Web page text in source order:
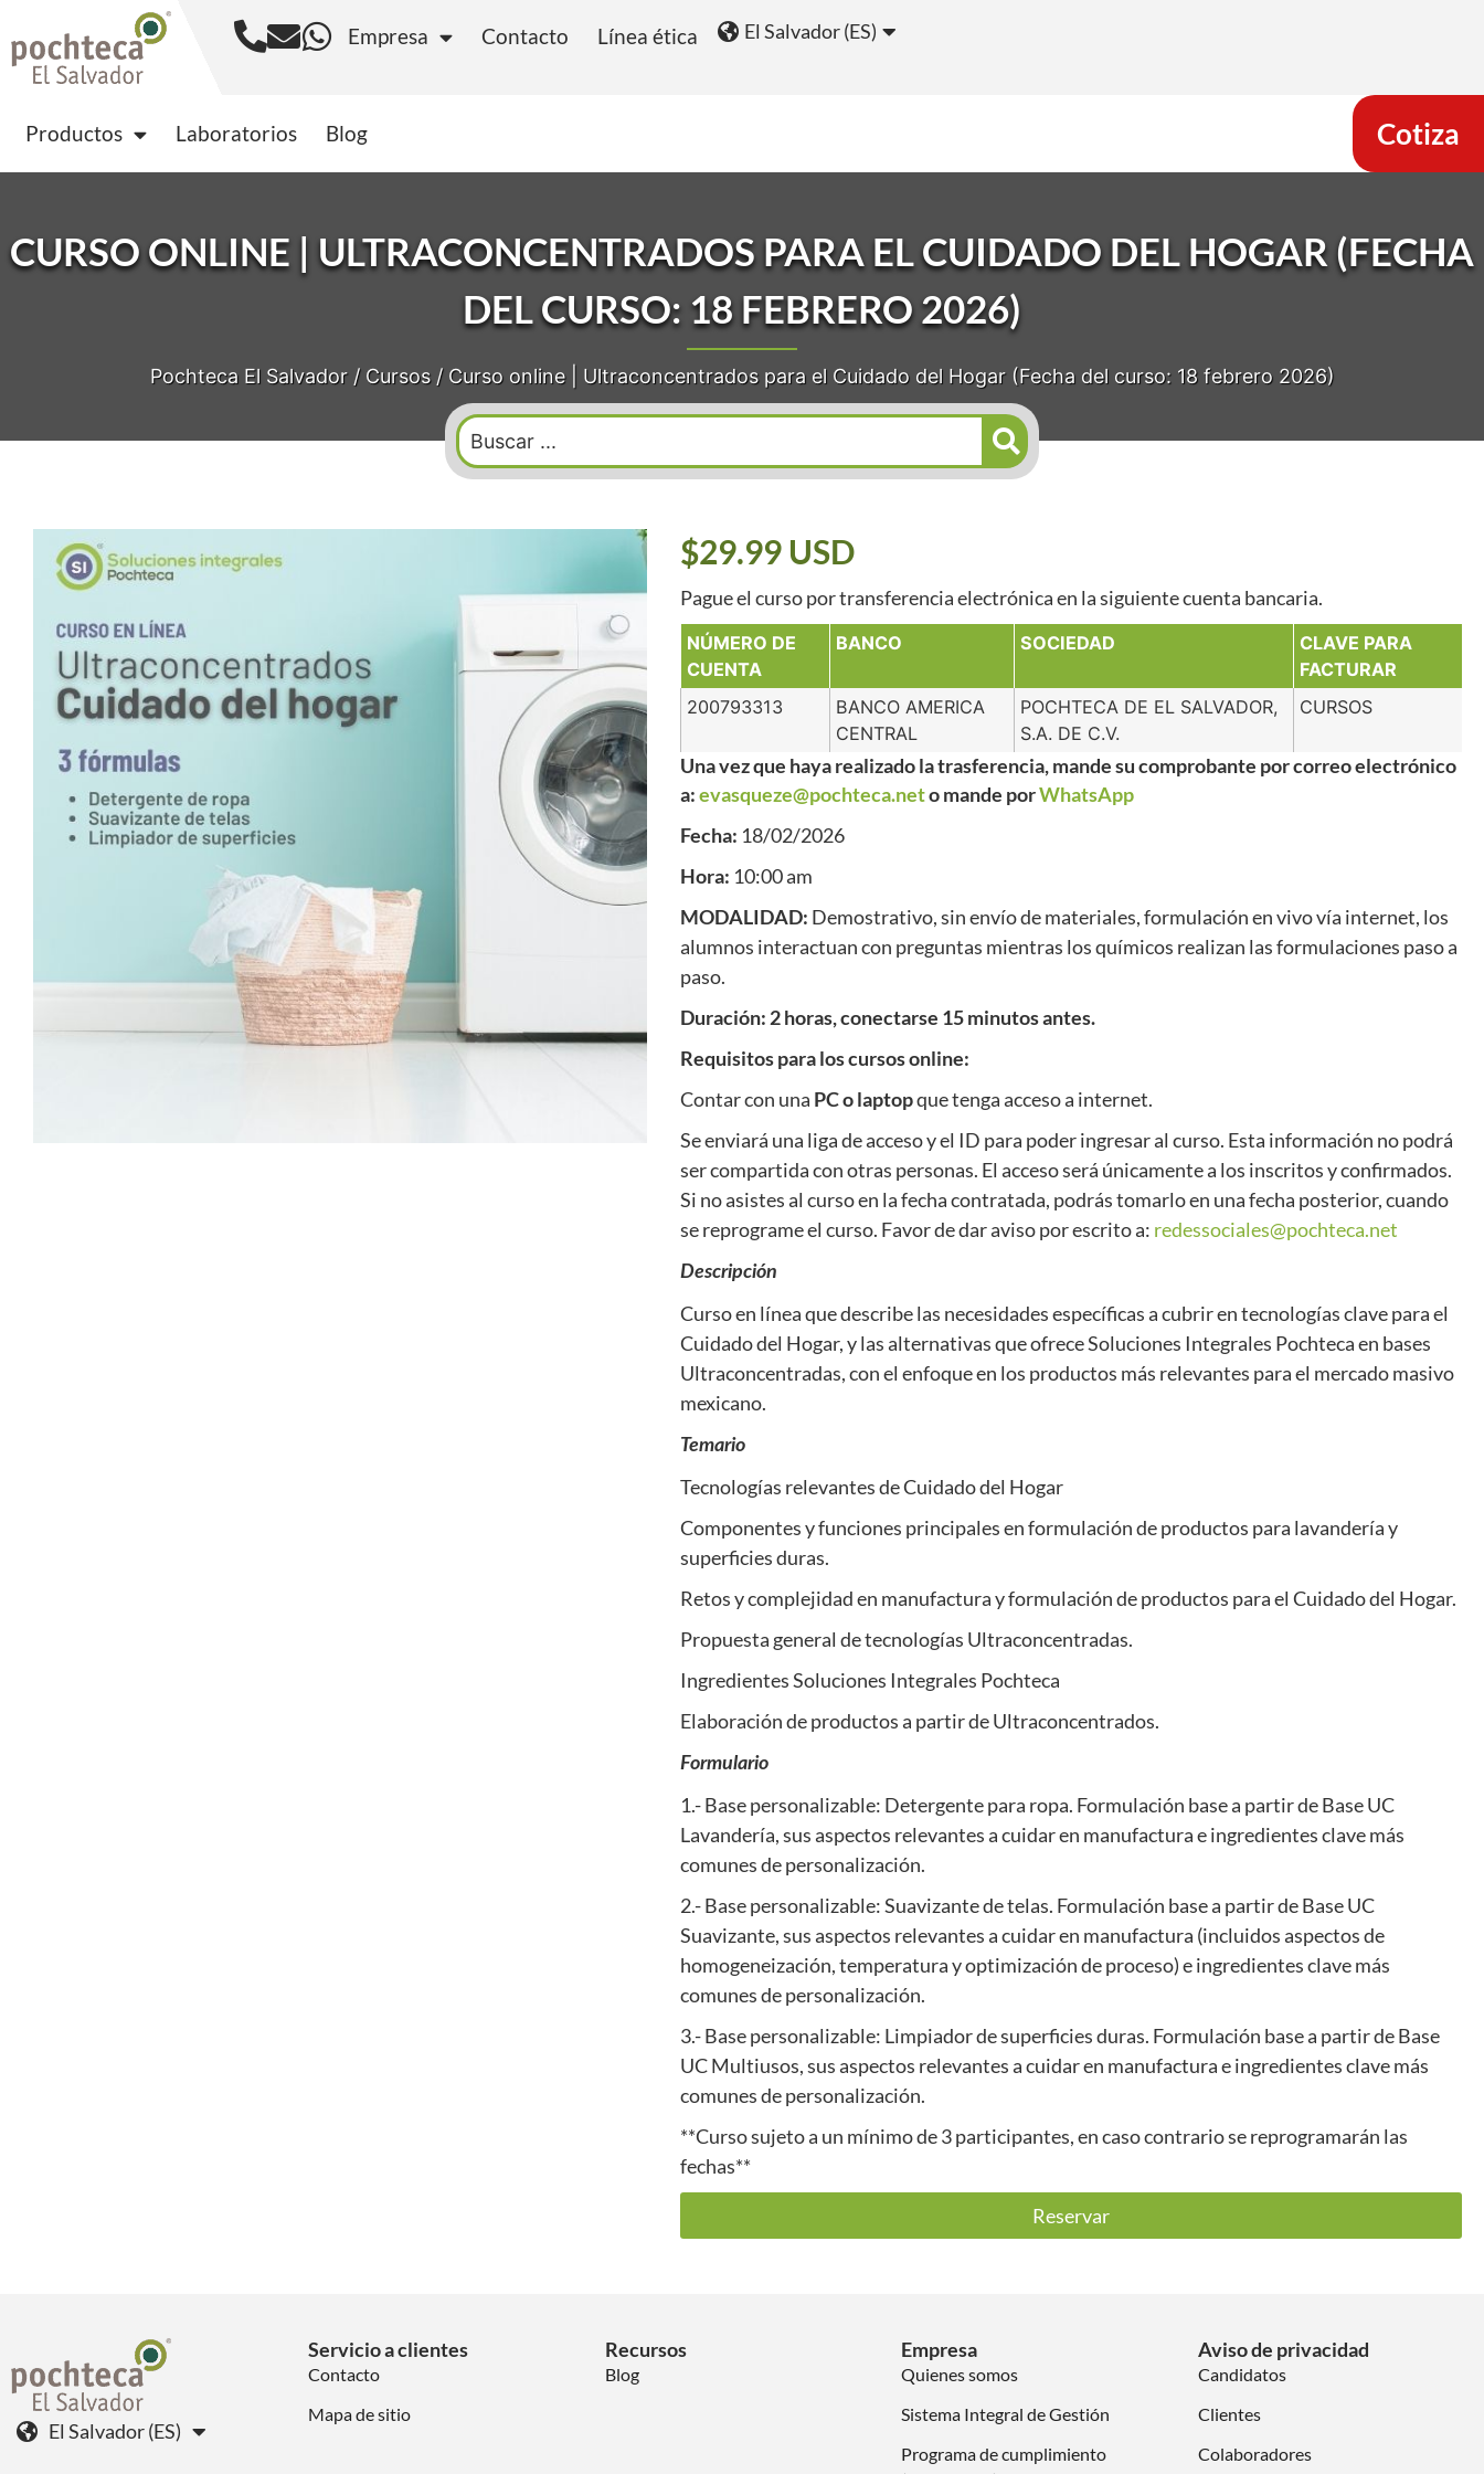
Cotiza
Empresa Contacto Línea ética El Salvador (ES)
Productos Laboratorios Blog
CURSO ONLINE | ULTRACONCENTRADOS PARA EL CUIDADO DEL HOGAR (FECHA
DEL CURSO: 18 FEBRERO 2026)
Pochteca El Salvador/ Cursos/ Curso online | Ultraconcentrados para el Cuidado del Hogar (Fecha del curso: 18 febrero 2026)
$29.99 USD
Pague el curso por transferencia electrónica en la siguiente cuenta bancaria.
NÚMERO DE
CUENTA
BANCO SOCIEDAD
CLAVE PARA
FACTURAR
200793313
BANCO AMERICA
CENTRAL
POCHTECA DE EL SALVADOR,
S.A. DE C.V.
CURSOS
Una vez que haya realizado la trasferencia, mande su comprobante por correo electrónico
a:evasqueze@pochteca.netomande porWhatsApp
Fecha: 18/02/2026
Hora: 10:00 am
MODALIDAD: Demostrativo, sin envío de materiales, formulación en vivo vía internet, los
alumnos interactuan con preguntas mientras los químicos realizan las formulaciones paso a
paso.
Duración: 2 horas, conectarse 15 minutos antes.
Requisitos para los cursos online:
Contar con una PC o laptopque tenga acceso a internet.
Se enviará una liga de acceso y el ID para poder ingresar al curso. Esta información no podrá
ser compartida con otras personas. El acceso será únicamente a los inscritos y confirmados.
Si no asistes al curso en la fecha contratada, podrás tomarlo en una fecha posterior, cuando
se reprograme el curso. Favor de dar aviso por escrito a: redessociales@pochteca.net
Descripción
Curso en línea que describe las necesidades específicas a cubrir en tecnologías clave para el
Cuidado del Hogar, y las alternativas que ofrece Soluciones Integrales Pochteca en bases
Ultraconcentradas, con el enfoque en los productos más relevantes para el mercado masivo
mexicano.
Temario
Tecnologías relevantes de Cuidado del Hogar
Componentes y funciones principales en formulación de productos para lavandería y
superficies duras.
Retos y complejidad en manufactura y formulación de productos para el Cuidado del Hogar.
Propuesta general de tecnologías Ultraconcentradas.
Ingredientes Soluciones Integrales Pochteca
Elaboración de productos a partir de Ultraconcentrados.
Formulario
1.- Base personalizable: Detergente para ropa. Formulación base a partir de Base UC
Lavandería, sus aspectos relevantes a cuidar en manufactura e ingredientes clave más
comunes de personalización.
2.- Base personalizable: Suavizante de telas. Formulación base a partir de Base UC
Suavizante, sus aspectos relevantes a cuidar en manufactura (incluidos aspectos de
homogeneización, temperatura y optimización de proceso) e ingredientes clave más
comunes de personalización.
3.- Base personalizable: Limpiador de superficies duras. Formulación base a partir de Base
UC Multiusos, sus aspectos relevantes a cuidar en manufactura e ingredientes clave más
comunes de personalización.
**Curso sujeto a un mínimo de 3 participantes, en caso contrario se reprogramarán las
fechas**
Reservar
El Salvador (ES)
Servicio a clientes
Contacto
Mapa de sitio
Recursos
Blog
Empresa
Quienes somos
Sistema Integral de Gestión
Programa de cumplimiento
Aviso de privacidad
Candidatos
Clientes
Colaboradores